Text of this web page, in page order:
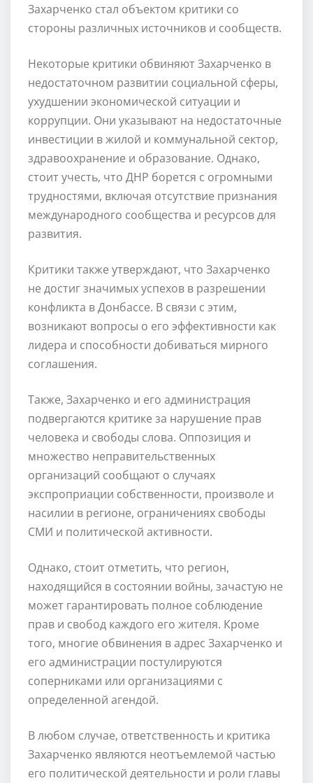
Захарченко стал объектом критики со
стороны различных источников и сообществ.
Некоторые критики обвиняют Захарченко в
недостаточном развитии социальной сферы,
ухудшении экономической ситуации и
коррупции. Они указывают на недостаточные
инвестиции в жилой и коммунальной сектор,
здравоохранение и образование. Однако,
стоит учесть, что ДНР борется с огромными
трудностями, включая отсутствие признания
международного сообщества и ресурсов для
развития.
Критики также утверждают, что Захарченко
не достиг значимых успехов в разрешении
конфликта в Донбассе. В связи с этим,
возникают вопросы о его эффективности как
лидера и способности добиваться мирного
соглашения.
Также, Захарченко и его администрация
подвергаются критике за нарушение прав
человека и свободы слова. Оппозиция и
множество неправительственных
организаций сообщают о случаях
экспроприации собственности, произволе и
насилии в регионе, ограничениях свободы
СМИ и политической активности.
Однако, стоит отметить, что регион,
находящийся в состоянии войны, зачастую не
может гарантировать полное соблюдение
прав и свобод каждого его жителя. Кроме
того, многие обвинения в адрес Захарченко и
его администрации постулируются
соперниками или организациями с
определенной агендой.
В любом случае, ответственность и критика
Захарченко являются неотъемлемой частью
его политической деятельности и роли главы